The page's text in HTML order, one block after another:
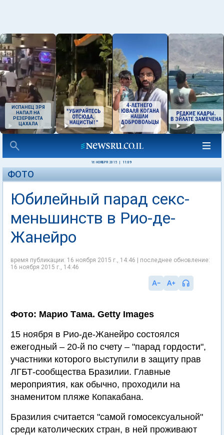
ИСПАНЕЦ ЗРЯ
НАПАЛ НА
РЕЗЕРВИСТА
ЦАХАЛА
16 НОЯБРЯ 2015 11:09
ФОТО
Юбилейный парад секс-
меньшинств в Рио-де-
Жанейро
время публикации: 16 ноября 2015 г., 14:46 | последнее обновление:
16 ноября 2015 г., 14:46
Фото: Марио Тама. Getty Images
15 ноября в Рио-де-Жанейро состоялся
ежегодный – 20-й по счету – "парад гордости",
участники которого выступили в защиту прав
ЛГБТ-сообщества Бразилии. Главные
мероприятия, как обычно, проходили на
знаменитом пляже Копакабана.
Бразилия считается "самой гомосексуальной"
среди католических стран, в ней проживают